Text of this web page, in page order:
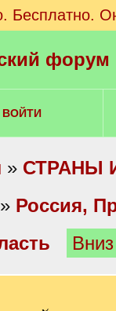
Бесплатно.
ВОЙТИ
» СТРАНЫ
» Россия,